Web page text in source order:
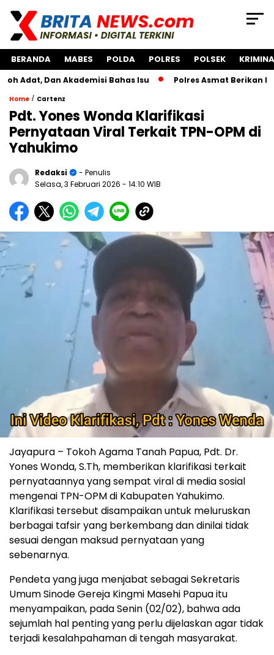
BERANDA MABES POLDA POLRES POLSEK
Akademisi Bahas Isu Polres Asmat Berikan Bantuan
Home / Cartenz
Pdt. Yones Wonda Klarifikasi
Pernyataan Viral Terkait TPN-OPM di
Yahukimo
Redaksi
- Penulis
Selasa, 3 Februari 2026 - 14:10 WIB
Jayapura – Tokoh Agama Tanah Papua, Pdt. Dr.
Yones Wonda, S.Th, memberikan klarifikasi terkait
pernyataannya yang sempat viral di media sosial
mengenai TPN-OPM di Kabupaten Yahukimo.
Klarifikasi tersebut disampaikan untuk meluruskan
berbagai tafsir yang berkembang dan dinilai tidak
sesuai dengan maksud pernyataan yang
sebenarnya.
Pendeta yang juga menjabat sebagai Sekretaris
Umum Sinode Gereja Kingmi Masehi Papua itu
menyampaikan, pada Senin (02/02), bahwa ada
sejumlah hal penting yang perlu dijelaskan agar tidak
terjadi kesalahpahaman di tengah masyarakat.